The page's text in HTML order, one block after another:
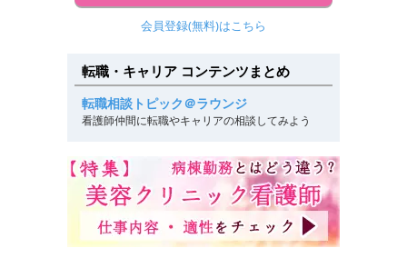
会員登録(無料)はこちら
転職・キャリア コンテンツまとめ
転職相談トピック＠ラウンジ
看護師仲間に転職やキャリアの相談してみよう